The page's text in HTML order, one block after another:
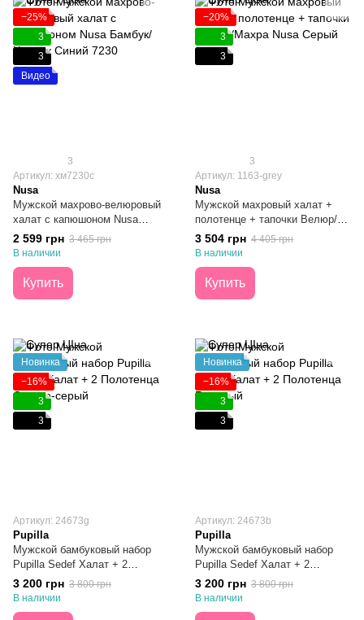
−25%
3
3
Видео
3
Артикул: хм7230с
Nusa
Мужской махрово-велюровый
халат с капюшоном Nusa
Бамбук/Хлопок Синий M
2 599 грн 3 465 грн
В наличии
Купить
−20%
3
3
3
Артикул: 1163-grey
Nusa
Мужской махровый халат +
полотенце + тапочки Велюр/
Махра Nusa Серый L/XL
3 504 грн 4 405 грн
В наличии
Купить
Новинка
−16%
3
3
Артикул: 24673g
Pupilla
Мужской бамбуковый набор
Pupilla Sedef Халат + 2
Полотенца Светло-серый
3 200 грн 3 800 грн
В наличии
Новинка
−16%
3
3
Артикул: 24673b
Pupilla
Мужской бамбуковый набор
Pupilla Sedef Халат + 2
Полотенца Бежевый
3 200 грн 3 800 грн
В наличии